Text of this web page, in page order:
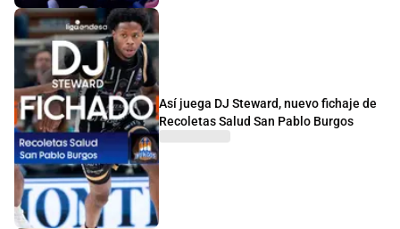
Así juega DJ Steward, nuevo fichaje de
Recoletas Salud San Pablo Burgos